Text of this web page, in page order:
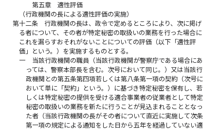
第五章 適性評価
（行政機関の長による適性評価の実施）
第十二条
行政機関の長は、政令で定めるところにより、次に掲げ
る者について、その者が特定秘密の取扱いの業務を行った場合に
これを漏らすおそれがないことについての評価（以下「適性評
価」という。）を実施するものとする。
一
当該行政機関の職員（当該行政機関が警察庁である場合にあ
っては、警察本部長を含む。次号において同じ。）又は当該行
政機関との第五条第四項若しくは第八条第一項の契約（次号に
おいて単に「契約」という。）に基づき特定秘密を保有し、若
しくは特定秘密の提供を受ける適合事業者の従業者として特定
秘密の取扱いの業務を新たに行うことが見込まれることとなっ
た者（当該行政機関の長がその者について直近に実施して次条
第一項の規定による通知をした日から五年を経過していない適